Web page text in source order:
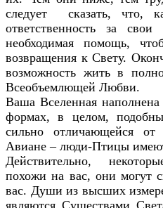
следует сказать, что,
ответственность за
необходимая помощь,
возвращения к Свету.
возможность жить в
Всеобъемлющей Любви.
Ваша Вселенная
формах, в целом,
сильно отличающейся
Авиане – люди-Птицы
Действительно,
похожи на вас, они могут
вас. Души из высших